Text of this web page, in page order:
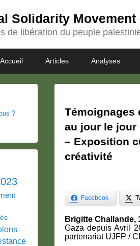
Solidarity Movement
de libération du peuple
Accueil Articles Analyses
Témoignages
au jour le jour
– Exposition
créativité
Facebook
Brigitte Challande,
Gaza depuis Avril
partenariat UJFP /
?